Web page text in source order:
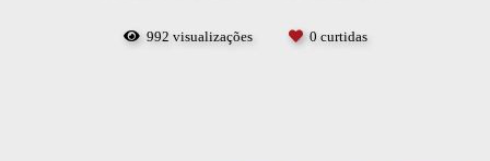
992 visualizações 0 curtidas